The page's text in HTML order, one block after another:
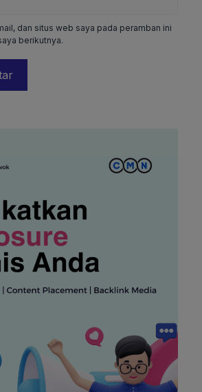
dan situs web saya pada peramban ini
berikutnya.